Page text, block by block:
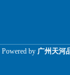
Powered by 广州天河